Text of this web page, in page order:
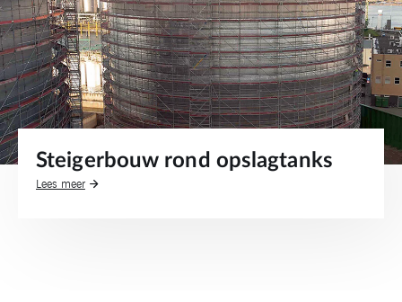
Steigerbouw rond opslagtanks
Lees meer